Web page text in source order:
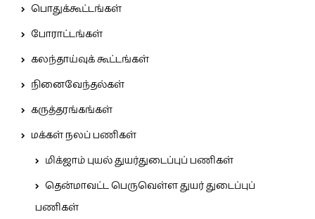
பொதுக்கூட்டங்கள்
போராட்டங்கள்
கலந்தாய்வுக் கூட்டங்கள்
நினைவேந்தல்கள்
கருத்தரங்கங்கள்
மக்கள் நலப் பணிகள்
மிக்ஜாம் புயல் துயர்துடைப்புப் பணிகள்
தென்மாவட்ட பெருவெள்ள துயர் துடைப்புப்
பணிகள்